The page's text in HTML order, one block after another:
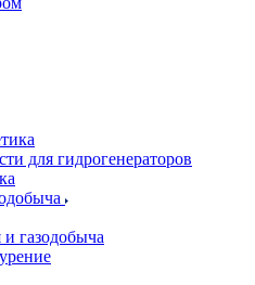
для гидрогенераторов
газодобыча